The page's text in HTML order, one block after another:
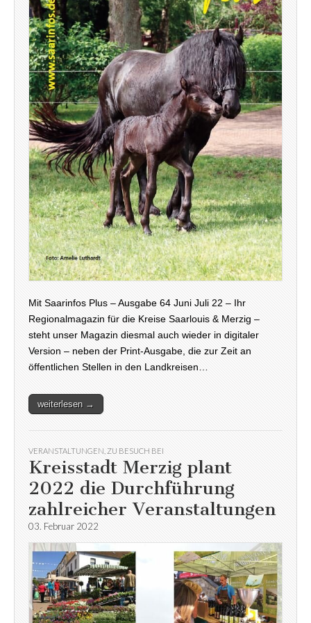
Mit Saarinfos Plus – Ausgabe 64 Juni Juli 22 – Ihr
Regionalmagazin für die Kreise Saarlouis & Merzig –
steht unser Magazin diesmal auch wieder in digitaler
Version – neben der Print-Ausgabe, die zur Zeit an
öffentlichen Stellen in den Landkreisen…
weiterlesen →
VERANSTALTUNGEN ZU BESUCH BEI
Kreisstadt Merzig plant
2022 die Durchführung
zahlreicher Veranstaltungen
03. Februar 2022